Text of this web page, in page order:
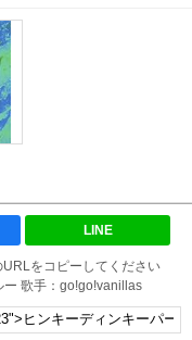
LINE
をコピーしてください
ー 歌手：go!go!vanillas